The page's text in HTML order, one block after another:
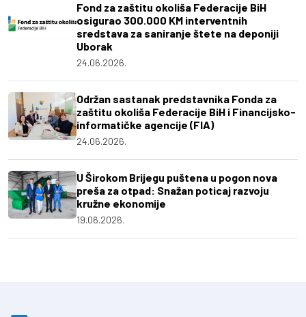
Fond za zaštitu okoliša Federacije BiH
osigurao 300.000 KM interventnih
sredstava za saniranje štete na deponiji
Uborak
24.06.2026.
Održan sastanak predstavnika Fonda za
zaštitu okoliša Federacije BiH i Financijsko-
informatičke agencije (FIA)
24.06.2026.
U Širokom Brijegu puštena u pogon nova
preša za otpad: Snažan poticaj razvoju
kružne ekonomije
19.06.2026.